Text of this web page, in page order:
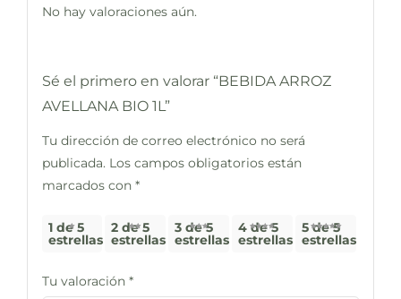
No hay valoraciones aún.
Sé el primero en valorar “BEBIDA ARROZ
AVELLANA BIO 1L”
Tu dirección de correo electrónico no será
publicada. Los campos obligatorios están
marcados con *
1 de 5
estrellas
2 de 5
estrellas
3 de 5
estrellas
4 de 5
estrellas
5 de 5
estrellas
Tu valoración *